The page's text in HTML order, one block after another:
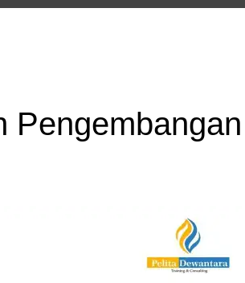
Pengembangan